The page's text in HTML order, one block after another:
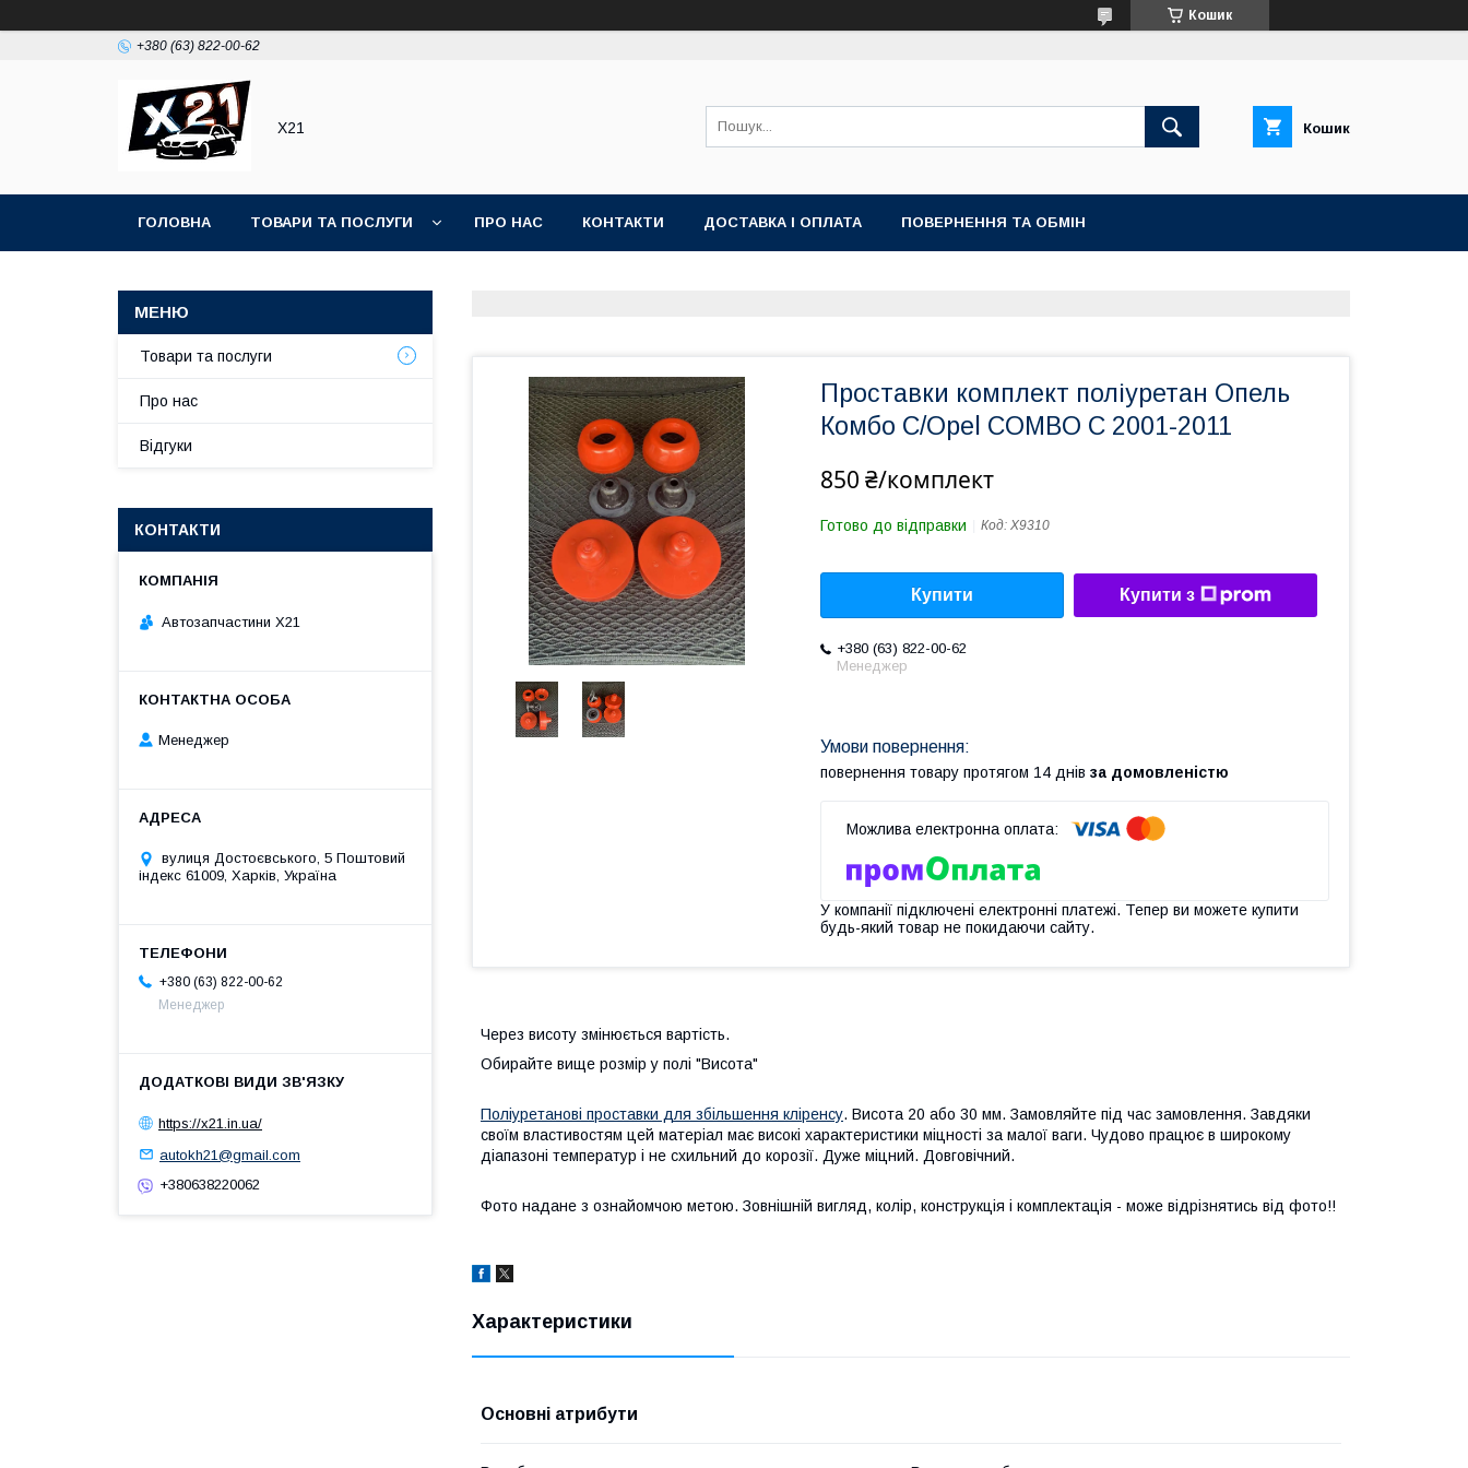
Кошик
+380 (63) 822-00-62
Х21 Кошик
ГОЛОВНА ТОВАРИ ТА ПОСЛУГИ ПРО НАС КОНТАКТИ ДОСТАВКА І ОПЛАТА ПОВЕРНЕННЯ ТА ОБМІН
Проставки комплект поліуретан Опель
Комбо С/Opel COMBO C 2001-2011
850 ₴/комплект
Готово до відправки Код: X9310
Купити Купити з
+380 (63) 822-00-62
Менеджер
повернення товару протягом 14 днів за домовленістю
У компанії підключені електронні платежі. Тепер ви можете купити
будь-який товар не покидаючи сайту.
Через висоту змінюється вартість.
Обирайте вище розмір у полі "Висота"
Поліуретанові проставки для збільшення кліренсу. Висота 20 або 30 мм. Замовляйте під час замовлення. Завдяки
своїм властивостям цей матеріал має високі характеристики міцності за малої ваги. Чудово працює в широкому
діапазоні температур і не схильний до корозії. Дуже міцний. Довговічний.
Фото надане з ознайомчою метою. Зовнішній вигляд, колір, конструкція і комплектація - може відрізнятись від фото!!
Характеристики
Основні атрибути
Товари та послуги
Про нас
Відгуки
КОНТАКТИ
Автозапчастини X21
Менеджер
вулиця Достоєвського, 5 Поштовий
індекс 61009, Харків, Україна
+380 (63) 822-00-62
Менеджер
https://x21.in.ua/
autokh21@gmail.com
+380638220062